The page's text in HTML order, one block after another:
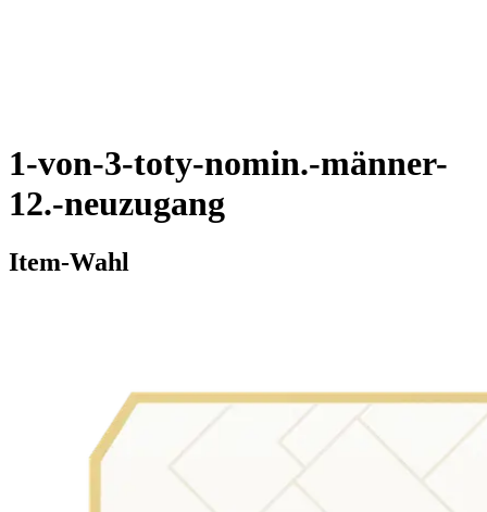
1-von-3-toty-nomin.-männer-
12.-neuzugang
Item-Wahl